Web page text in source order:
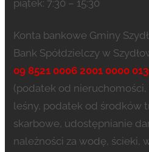
piątek: 7:30 – 15:30
Konta bankowe Gminy
Bank Spółdzielczy w
09 8521 0006 2001 0000
(podatek od
leśny, podatek od środków
skarbowe, udostępnianie
należności za wodę, ścieki,